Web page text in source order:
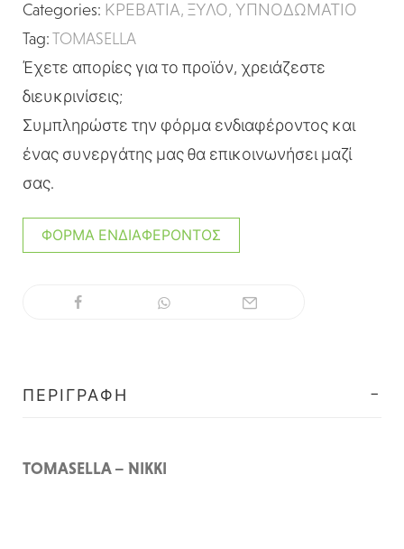
Categories: ΚΡΕΒΑΤΙΑ, ΞΥΛΟ, ΥΠΝΟΔΩΜΑΤΙΟ
Tag: TOMASELLA
Έχετε απορίες για το προϊόν, χρειάζεστε
διευκρινίσεις;
Συμπληρώστε την φόρμα ενδιαφέροντος και
ένας συνεργάτης μας θα επικοινωνήσει μαζί
σας.
ΦΌΡΜΑ ΕΝΔΙΑΦΈΡΟΝΤΟΣ
ΠΕΡΙΓΡΑΦΉ
TOMASELLA – NIKKI